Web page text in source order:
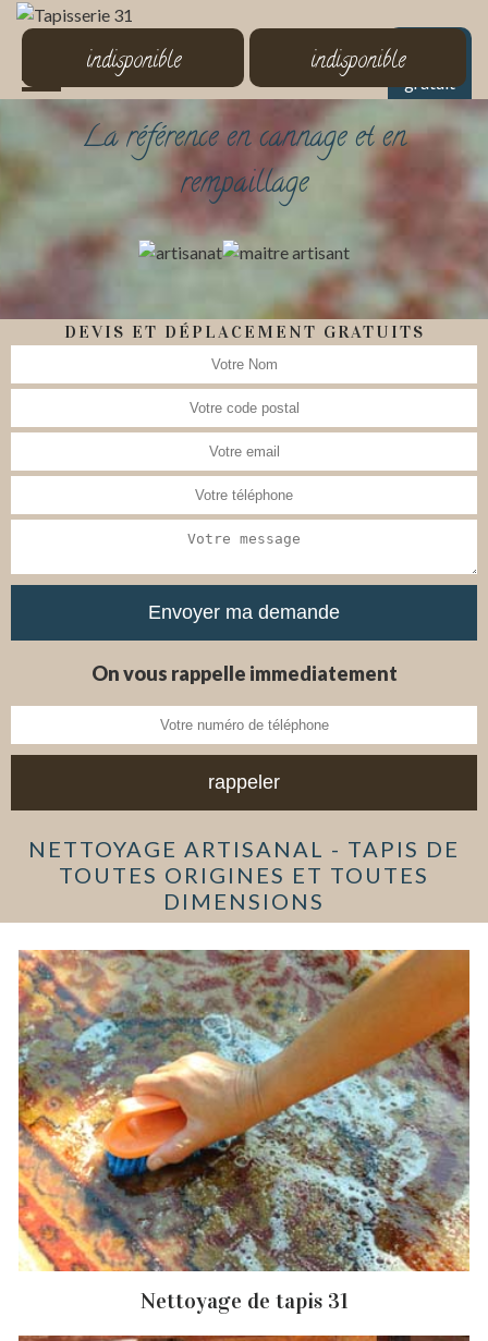
Devis
gratuit
indisponible indisponible
La référence en cannage et en
rempaillage
DEVIS ET DÉPLACEMENT GRATUITS
On vous rappelle immediatement
NETTOYAGE ARTISANAL - TAPIS DE
TOUTES ORIGINES ET TOUTES
DIMENSIONS
Nettoyage de tapis 31